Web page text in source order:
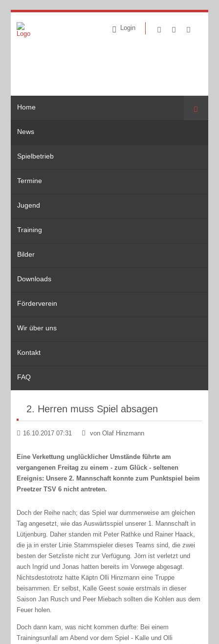
Login
Home
News
Spielbetrieb
Termine
Jugend
Training
Bilder
Downloads
Förderverein
Wir über uns
Kontakt
FAQ
Suche
2. Herren muss Spiel absagen
16.10.2017 07:31 von Olaf Hinzmann
Eine Verkettung unglücklicher Umstände führte am
vergangenen Freitag zu einem - zum Glück - seltenen
Ereignis: Unsere 2. Mannschaft konnte zum Punktspiel beim
Preetzer TSV 6 nicht antreten.
Doch der Reihe nach; das Spiel war dummerweise am gleichen
Tag angesetzt, wie das Auswärtsspiel unserer 1. Mannschaft in
Lütjenburg. Daher standen mit Peter Rathke und Rainer Haack,
die ja in erster Linie Stammspieler dieses Teams sind, die zwei
besten der Setzliste nicht zur Verfügung. Jörn ist verletzt und
auch Ingrid und Jonas hatten bereits im Vorwege abgesagt.
Nichtsdestotrotz hatte Käptn Olli Hinzmann eine Truppe
beisammen. Er selbst, Kalle Geest sowie erstmals in dieser
Saison Jan Rusch und Peer Miebach sollten die Kohlen aus dem
Feuer holen.
Doch dann kam, was nicht kommen durfte: Bei einem
Trainingsunfall am Abend vor dem Spiel - Kalle und Olli